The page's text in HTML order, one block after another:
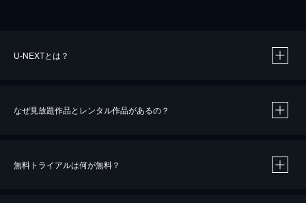
U-NEXTとは？
なぜ見放題作品とレンタル作品があるの？
無料トライアルは何が無料？